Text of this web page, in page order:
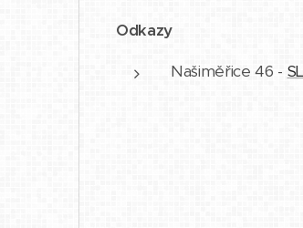
Odkazy
Našiměřice 46 -